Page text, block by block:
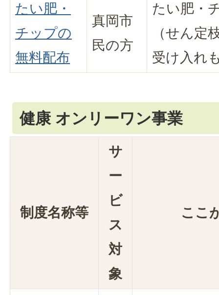
たい肥・
チップの
無料配布
真岡市
民の方
たい肥・
（せん定
受け入れ
健康 オンリーワン事業
制度名称等
サ
ー
ビ
ス
対
象
ここ